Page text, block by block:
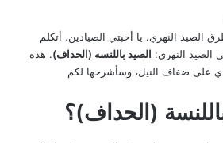
الصيد النهري. يا أحبتي الصيادين، أتكلم
الصيد النهري: الصيد باللنسه (الحداف). هذه
على ضفاف النيل، وسأشرحها لكم
(الحداف)؟